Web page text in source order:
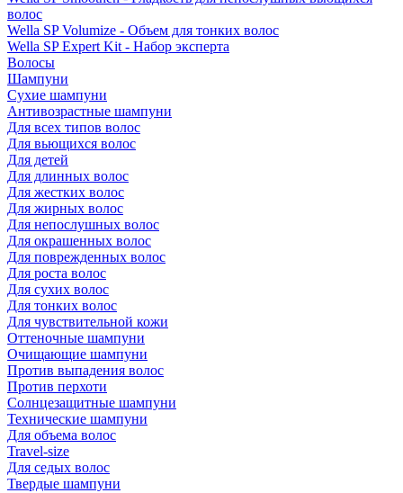
волос
Wella SP Volumize - Объем для тонких волос
Wella SP Expert Kit - Набор эксперта
Волосы
Шампуни
Сухие шампуни
Антивозрастные шампуни
Для всех типов волос
Для вьющихся волос
Для детей
Для длинных волос
Для жестких волос
Для жирных волос
Для непослушных волос
Для окрашенных волос
Для поврежденных волос
Для роста волос
Для сухих волос
Для тонких волос
Для чувствительной кожи
Оттеночные шампуни
Очищающие шампуни
Против выпадения волос
Против перхоти
Солнцезащитные шампуни
Технические шампуни
Для объема волос
Travel-size
Для седых волос
Твердые шампуни